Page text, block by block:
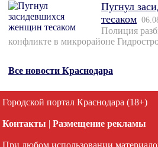
Пугнул
тесаком
Полиция
конфликте в микрорайоне
Все новости Краснодара
Городской портал Краснодара (18+)
Контакты | Размещение рекламы
При любом использовании